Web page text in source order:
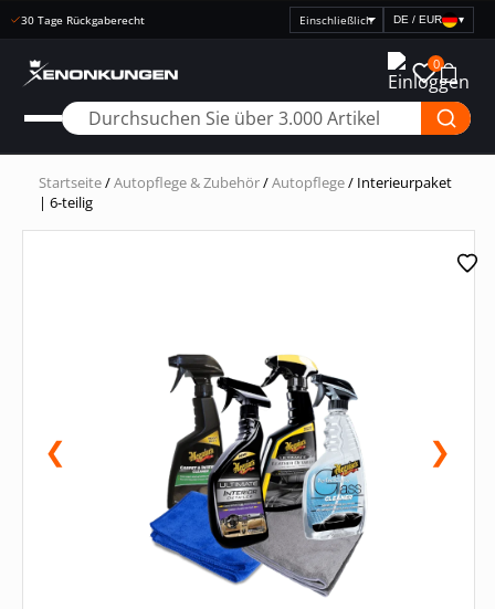
30 Tage Rückgaberecht
PreisanzeigeDE / EUR ▾
0
Startseite/Autopflege & Zubehör/Autopflege/ Interieurpaket
| 6-teilig
❮ ❯